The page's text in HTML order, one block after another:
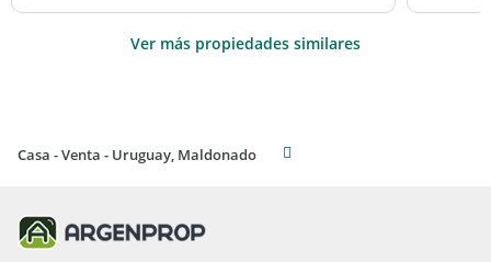
Ver más propiedades similares
Casa - Venta - Uruguay, Maldonado